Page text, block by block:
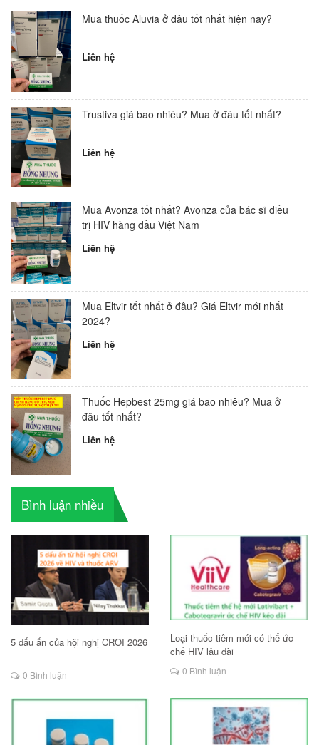
Mua thuốc Aluvia ở đâu tốt nhất hiện nay?
Liên hệ
Trustiva giá bao nhiêu? Mua ở đâu tốt nhất?
Liên hệ
Mua Avonza tốt nhất? Avonza của bác sĩ điều
trị HIV hàng đầu Việt Nam
Liên hệ
Mua Eltvir tốt nhất ở đâu? Giá Eltvir mới nhất
2024?
Liên hệ
Thuốc Hepbest 25mg giá bao nhiêu? Mua ở
đâu tốt nhất?
Liên hệ
Bình luận nhiều
5 dấu ấn của hội nghị CROI 2026
0 Bình luận
Loại thuốc tiêm mới có thể ức
chế HIV lâu dài
0 Bình luận